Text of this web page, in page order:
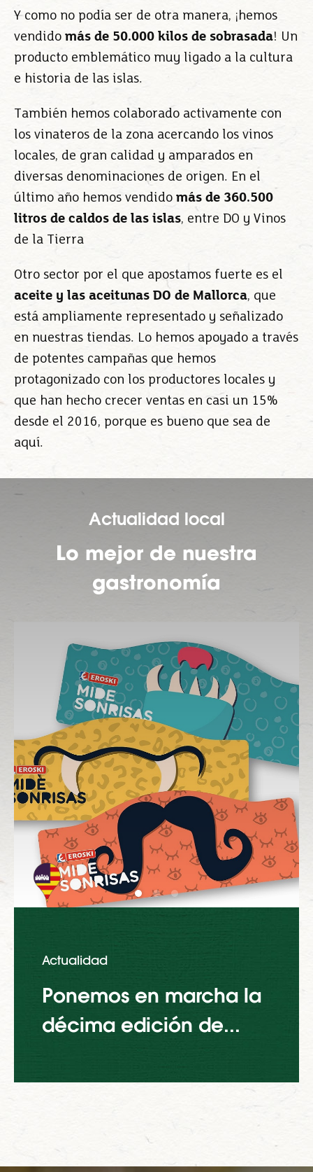
Y como no podía ser de otra manera, ¡hemos
vendido más de 50.000 kilos de sobrasada! Un
producto emblemático muy ligado a la cultura
e historia de las islas.
También hemos colaborado activamente con
los vinateros de la zona acercando los vinos
locales, de gran calidad y amparados en
diversas denominaciones de origen. En el
último año hemos vendido más de 360.500
litros de caldos de las islas, entre DO y Vinos
de la Tierra
Otro sector por el que apostamos fuerte es el
aceite y las aceitunas DO de Mallorca, que
está ampliamente representado y señalizado
en nuestras tiendas. Lo hemos apoyado a través
de potentes campañas que hemos
protagonizado con los productores locales y
que han hecho crecer ventas en casi un 15%
desde el 2016, porque es bueno que sea de
aquí.
Actualidad local
Lo mejor de nuestra
gastronomía
Actualidad
Ponemos en marcha la
décima edición de...